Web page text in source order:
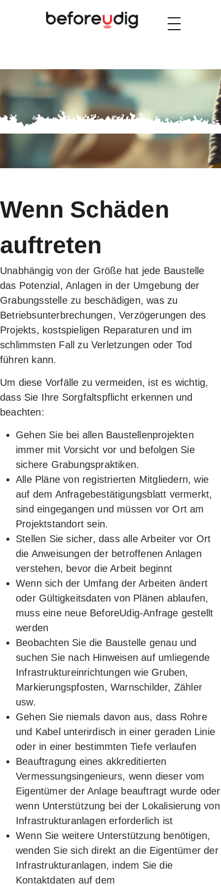
Wenn Schäden
auftreten
Unabhängig von der Größe hat jede Baustelle
das Potenzial, Anlagen in der Umgebung der
Grabungsstelle zu beschädigen, was zu
Betriebsunterbrechungen, Verzögerungen des
Projekts, kostspieligen Reparaturen und im
schlimmsten Fall zu Verletzungen oder Tod
führen kann.
Um diese Vorfälle zu vermeiden, ist es wichtig,
dass Sie Ihre Sorgfaltspflicht erkennen und
beachten:
Gehen Sie bei allen Baustellenprojekten
immer mit Vorsicht vor und befolgen Sie
sichere Grabungspraktiken.
Alle Pläne von registrierten Mitgliedern, wie
auf dem Anfragebestätigungsblatt vermerkt,
sind eingegangen und müssen vor Ort am
Projektstandort sein.
Stellen Sie sicher, dass alle Arbeiter vor Ort
die Anweisungen der betroffenen Anlagen
verstehen, bevor die Arbeit beginnt
Wenn sich der Umfang der Arbeiten ändert
oder Gültigkeitsdaten von Plänen ablaufen,
muss eine neue BeforeUdig-Anfrage gestellt
werden
Beobachten Sie die Baustelle genau und
suchen Sie nach Hinweisen auf umliegende
Infrastruktureinrichtungen wie Gruben,
Markierungspfosten, Warnschilder, Zähler
usw.
Gehen Sie niemals davon aus, dass Rohre
und Kabel unterirdisch in einer geraden Linie
oder in einer bestimmten Tiefe verlaufen
Beauftragung eines akkreditierten
Vermessungsingenieurs, wenn dieser vom
Eigentümer der Anlage beauftragt wurde oder
wenn Unterstützung bei der Lokalisierung von
Infrastrukturanlagen erforderlich ist
Wenn Sie weitere Unterstützung benötigen,
wenden Sie sich direkt an die Eigentümer der
Infrastrukturanlagen, indem Sie die
Kontaktdaten auf dem